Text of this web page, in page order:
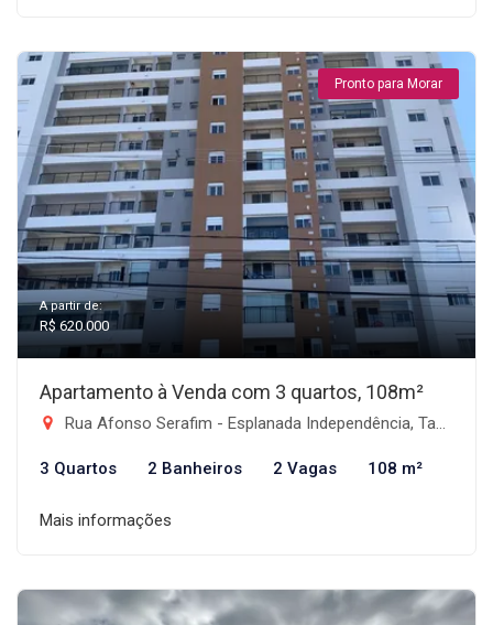
Pronto para Morar
A partir de:
R$ 620.000
Apartamento à Venda com 3 quartos, 108m²
Rua Afonso Serafim - Esplanada Independência, Taubaté-SP
3 Quartos 2 Banheiros 2 Vagas 108 m²
Mais informações